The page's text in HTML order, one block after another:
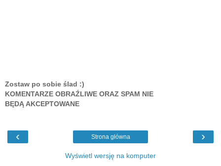
Zostaw po sobie ślad :)
KOMENTARZE OBRAŹLIWE ORAZ SPAM NIE
BĘDĄ AKCEPTOWANE
‹ ›
Strona główna
Wyświetl wersję na komputer